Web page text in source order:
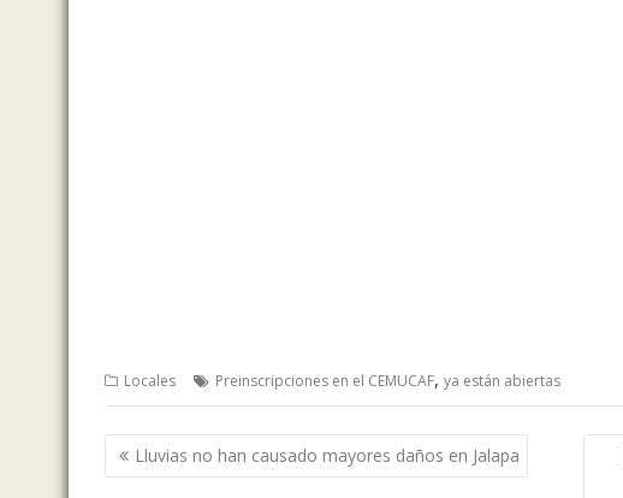
Locales Preinscripciones en el CEMUCAF, ya están abiertas
Post
navigation
Lluvias no han causado mayores daños en Jalapa